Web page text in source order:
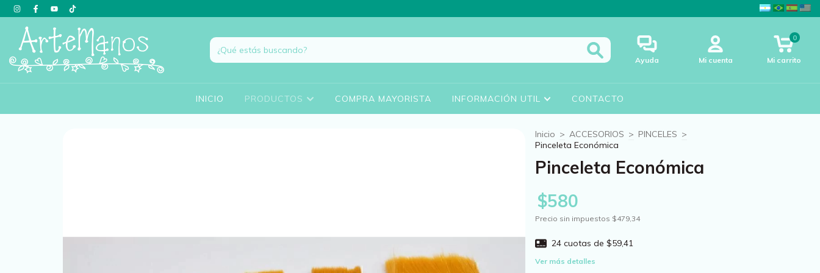
Ayuda Mi cuenta Mi carrito
0
INICIO PRODUCTOS COMPRA MAYORISTA INFORMACIÓN UTIL CONTACTO
Inicio > ACCESORIOS > PINCELES >
Pinceleta Económica
Pinceleta Económica
$580
Precio sin impuestos $479,34
24 cuotas de $59,41
Ver más detalles